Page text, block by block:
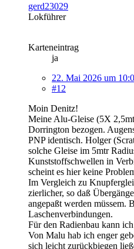
gerd23029
Lokführer
Karteneintrag
ja
22. Mai 2026 um
#12
Moin Denitz!
Meine Alu-Gleise (5X
Dorrington bezogen.
PNP identisch. Holger
solche Gleise im 5mtr
Kunststoffschwellen in
scheint es hier keine
Im Vergleich zu
zierlicher, so daß
angepaßt werden müssem.
Laschenverbindungen.
Für den Radienbau kann
Von Malu hab ich enger
sich leicht zurückbiegen